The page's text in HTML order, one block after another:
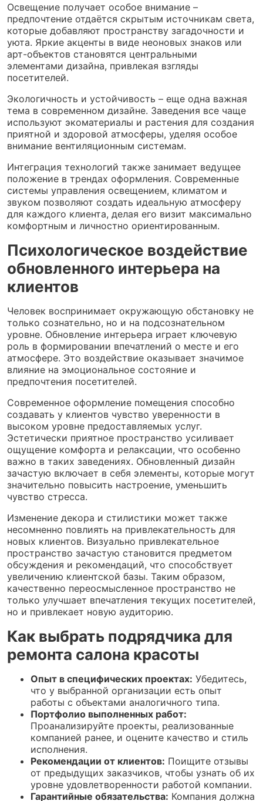
Освещение получает особое внимание –
предпочтение отдаётся скрытым источникам света,
которые добавляют пространству загадочности и
уюта. Яркие акценты в виде неоновых знаков или
арт-объектов становятся центральными
элементами дизайна, привлекая взгляды
посетителей.
Экологичность и устойчивость – еще одна важная
тема в современном дизайне. Заведения все чаще
используют экоматериалы и растения для создания
приятной и здоровой атмосферы, уделяя особое
внимание вентиляционным системам.
Интеграция технологий также занимает ведущее
положение в трендах оформления. Современные
системы управления освещением, климатом и
звуком позволяют создать идеальную атмосферу
для каждого клиента, делая его визит максимально
комфортным и личностно ориентированным.
Психологическое воздействие
обновленного интерьера на
клиентов
Человек воспринимает окружающую обстановку не
только сознательно, но и на подсознательном
уровне. Обновление интерьера играет ключевую
роль в формировании впечатлений о месте и его
атмосфере. Это воздействие оказывает значимое
влияние на эмоциональное состояние и
предпочтения посетителей.
Современное оформление помещения способно
создавать у клиентов чувство уверенности в
высоком уровне предоставляемых услуг.
Эстетически приятное пространство усиливает
ощущение комфорта и релаксации, что особенно
важно в таких заведениях. Обновленный дизайн
зачастую включает в себя элементы, которые могут
значительно повысить настроение, уменьшить
чувство стресса.
Изменение декора и стилистики может также
несомненно повлиять на привлекательность для
новых клиентов. Визуально привлекательное
пространство зачастую становится предметом
обсуждения и рекомендаций, что способствует
увеличению клиентской базы. Таким образом,
качественно переосмысленное пространство не
только улучшает впечатления текущих посетителей,
но и привлекает новую аудиторию.
Как выбрать подрядчика для
ремонта салона красоты
Опыт в специфических проектах: Убедитесь,
что у выбранной организации есть опыт
работы с объектами аналогичного типа.
Портфолио выполненных работ:
Проанализируйте проекты, реализованные
компанией ранее, и оцените качество и стиль
исполнения.
Рекомендации от клиентов: Поищите отзывы
от предыдущих заказчиков, чтобы узнать об их
уровне удовлетворенности работой компании.
Гарантийные обязательства: Компания должна